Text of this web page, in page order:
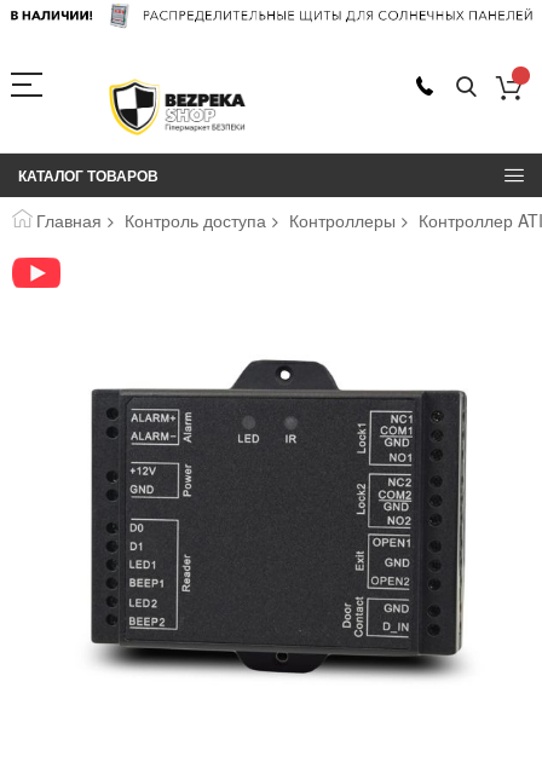
КАТАЛОГ ТОВАРОВ
Главная Контроль доступа Контроллеры Контроллер
Пропустить
и